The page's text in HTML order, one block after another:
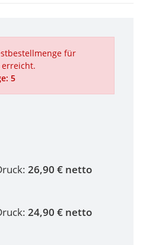
für
5
26,90 € netto
24,90 € netto